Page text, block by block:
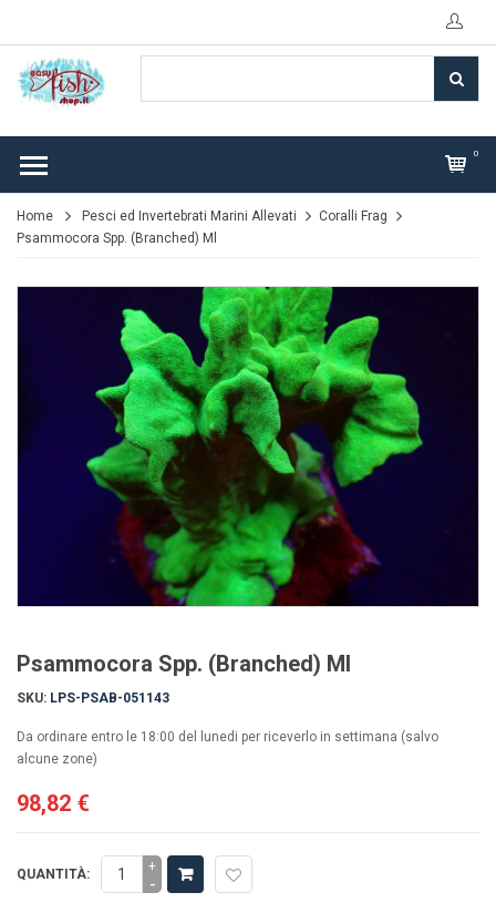
0
Home Pesci ed Invertebrati Marini Allevati
Coralli Frag
Psammocora Spp. (Branched) Ml
Psammocora Spp. (Branched) Ml
SKU: LPS-PSAB-051143
Da ordinare entro le 18:00 del lunedi per riceverlo in settimana (salvo
alcune zone)
98,82 €
QUANTITÀ: +
-